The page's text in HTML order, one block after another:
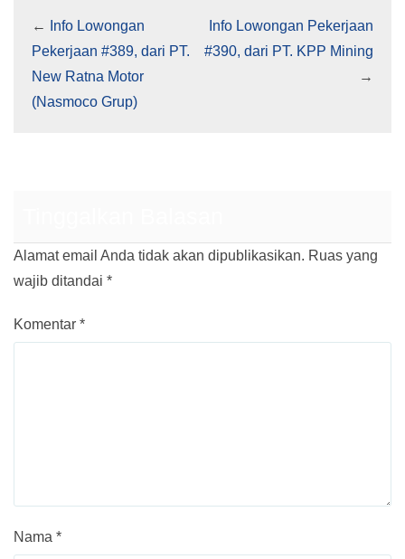
←
Info Lowongan
Pekerjaan #389, dari PT.
New Ratna Motor
(Nasmoco Grup)
Info Lowongan Pekerjaan
#390, dari PT. KPP Mining
→
Alamat email Anda tidak akan dipublikasikan. Ruas yang
wajib ditandai *
Komentar *
Nama *